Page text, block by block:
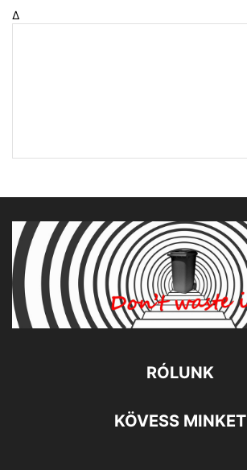
Δ
RÓLUNK
KÖVESS MINKET